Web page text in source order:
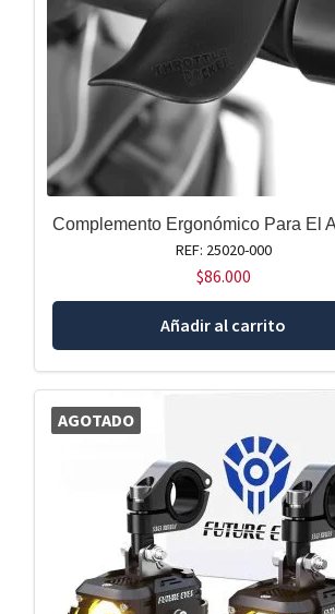
Complemento Ergonómico Para El
REF: 25020-000
$86.000
Añadir al carrito
AGOTADO